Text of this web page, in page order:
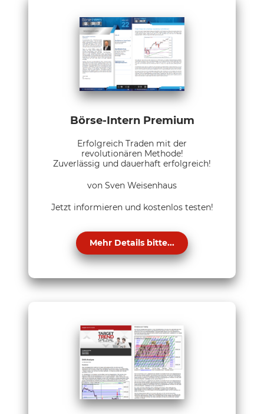
Börse-Intern Premium
Erfolgreich Traden mit der
revolutionären Methode!
Zuverlässig und dauerhaft erfolgreich!
von Sven Weisenhaus
Jetzt informieren und kostenlos testen!
Mehr Details bitte...